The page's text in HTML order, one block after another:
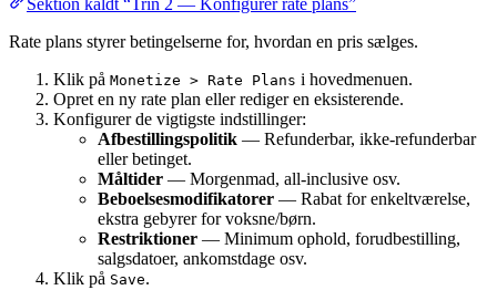
Sektion kaldt “Trin 2 — Konfigurer rate plans”
Rate plans styrer betingelserne for, hvordan en pris sælges.
Klik på Monetize > Rate Plans i hovedmenuen.
Opret en ny rate plan eller rediger en eksisterende.
Konfigurer de vigtigste indstillinger:
Afbestillingspolitik — Refunderbar, ikke-refunderbar
eller betinget.
Måltider — Morgenmad, all-inclusive osv.
Beboelsesmodifikatorer — Rabat for enkeltværelse,
ekstra gebyrer for voksne/børn.
Restriktioner — Minimum ophold, forudbestilling,
salgsdatoer, ankomstdage osv.
Klik på Save.